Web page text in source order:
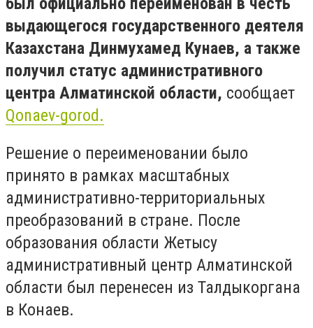
выдающегося государственного деятеля
Казахстана Динмухамед Кунаев, а также
получил статус административного
центра Алматинской области, сообщает
Qonaev-gorod.
Решение о переименовании было
принято в рамках масштабных
административно-территориальных
преобразований в стране. После
образования области Жетысу
административный центр Алматинской
области был перенесен из Талдыкоргана
в Конаев.